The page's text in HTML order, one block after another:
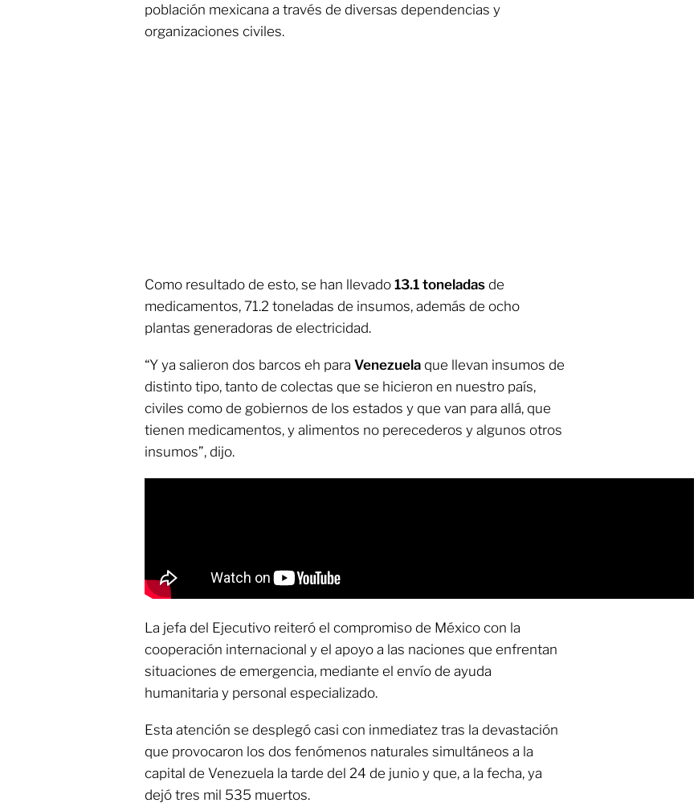
población mexicana a través de diversas dependencias y
organizaciones civiles.
Como resultado de esto, se han llevado 13.1 toneladas de
medicamentos, 71.2 toneladas de insumos, además de ocho
plantas generadoras de electricidad.
“Y ya salieron dos barcos eh para Venezuela que llevan insumos de
distinto tipo, tanto de colectas que se hicieron en nuestro país,
civiles como de gobiernos de los estados y que van para allá, que
tienen medicamentos, y alimentos no perecederos y algunos otros
insumos”, dijo.
La jefa del Ejecutivo reiteró el compromiso de México con la
cooperación internacional y el apoyo a las naciones que enfrentan
situaciones de emergencia, mediante el envío de ayuda
humanitaria y personal especializado.
Esta atención se desplegó casi con inmediatez tras la devastación
que provocaron los dos fenómenos naturales simultáneos a la
capital de Venezuela la tarde del 24 de junio y que, a la fecha, ya
dejó tres mil 535 muertos.